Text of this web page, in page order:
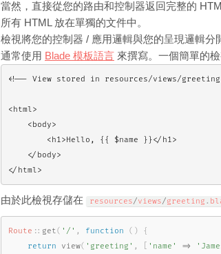
當然，直接從您的路由和控制器返回完整的
所有 HTML 放在單獨的文件中。
檢視將您的控制器 / 應用邏輯與您的呈現邏輯分
通常使用 Blade 模板語言 來撰寫。一個簡單的
<!-- View stored in resources/views/
<html>
    <body>
        <h1>Hello, {{ $name }}</h1>
    </body>
</html>
由於此檢視存儲在 resources/views/greeting .
Route :: get( '/' , function ( )
{
return
view( 'greeting' , 'name' =>